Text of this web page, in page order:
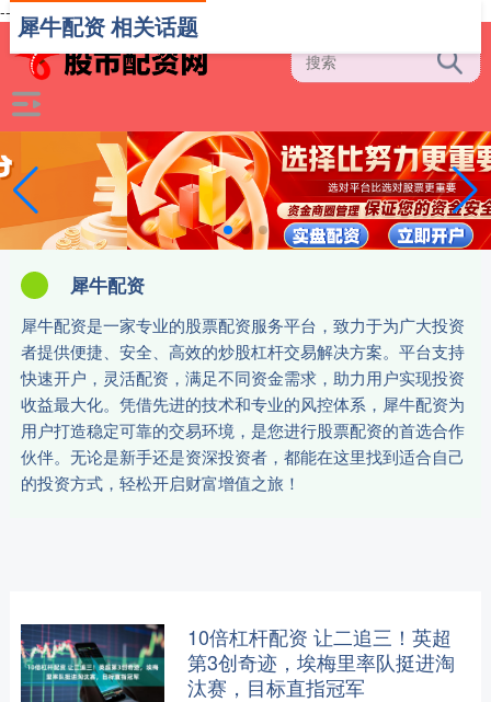
-->
犀牛配资
犀牛配资是一家专业的股票配资服务平台，致力于为广大投资
者提供便捷、安全、高效的炒股杠杆交易解决方案。平台支持
快速开户，灵活配资，满足不同资金需求，助力用户实现投资
收益最大化。凭借先进的技术和专业的风控体系，犀牛配资为
用户打造稳定可靠的交易环境，是您进行股票配资的首选合作
伙伴。无论是新手还是资深投资者，都能在这里找到适合自己
的投资方式，轻松开启财富增值之旅！
犀牛配资 相关话题
10倍杠杆配资 让二追三！英超
第3创奇迹，埃梅里率队挺进淘
汰赛，目标直指冠军